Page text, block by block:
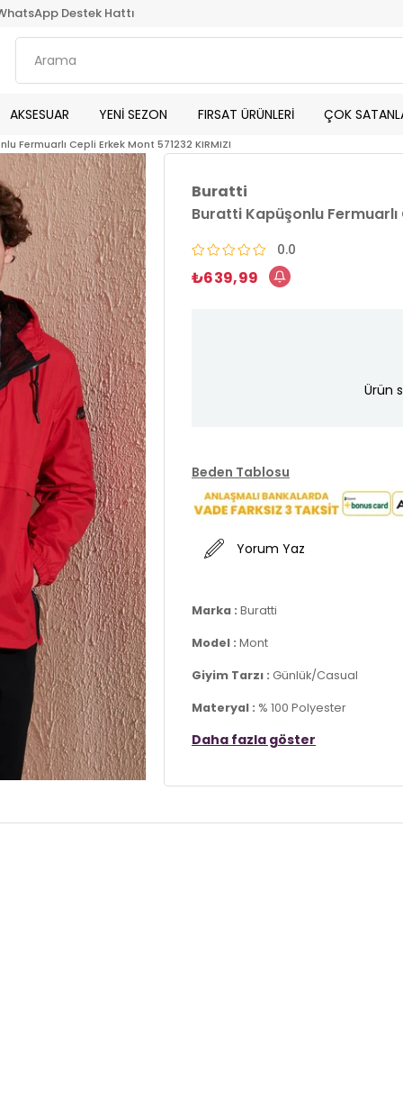
Destek Hattı
AKSESUAR YENİ SEZON FIRSAT ÜRÜNLERİ ÇOK
Fermuarlı Cepli Erkek Mont 571232 KIRMIZI
Buratti
Buratti Kapüşonlu Fermuarlı
0.0
₺639,99
Ürün
Beden Tablosu
Yorum Yaz
Marka : Buratti
Model : Mont
Giyim Tarzı : Günlük/Casual
Materyal : % 100 Polyester
Yaka Bilgisi :Kapüşonlu, Dik Yaka
Daha fazla göster